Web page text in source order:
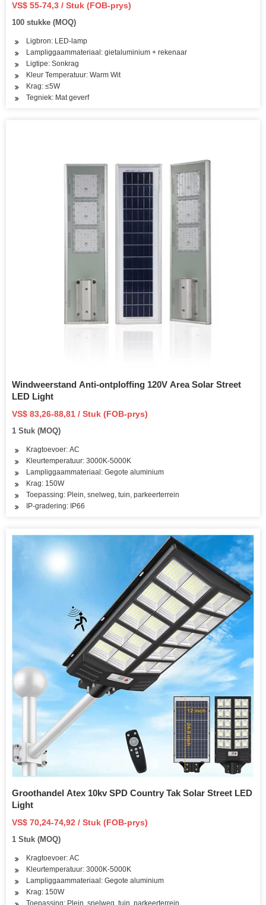
VS$ 55-74,3 / Stuk (FOB-prys)
100 stukke (MOQ)
Ligbron: LED-lamp
Lampliggaammateriaal: gietaluminium + rekenaar
Ligtipe: Sonkrag
Kleur Temperatuur: Warm Wit
Krag: ≤5W
Tegniek: Mat geverf
Windweerstand Anti-ontploffing 120V Area Solar Street
LED Light
VS$ 83,26-88,81 / Stuk (FOB-prys)
1 Stuk (MOQ)
Kragtoevoer: AC
Kleurtemperatuur: 3000K-5000K
Lampliggaammateriaal: Gegote aluminium
Krag: 150W
Toepassing: Plein, snelweg, tuin, parkeerterrein
IP-gradering: IP66
Groothandel Atex 10kv SPD Country Tak Solar Street LED
Light
VS$ 70,24-74,92 / Stuk (FOB-prys)
1 Stuk (MOQ)
Kragtoevoer: AC
Kleurtemperatuur: 3000K-5000K
Lampliggaammateriaal: Gegote aluminium
Krag: 150W
Toepassing: Plein, snelweg, tuin, parkeerterrein